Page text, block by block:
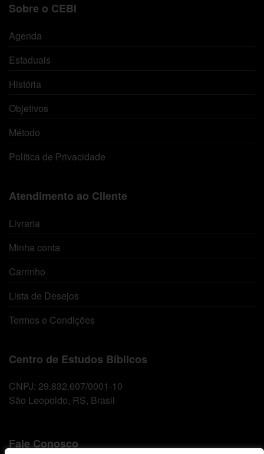
Sobre o CEBI
Agenda
Estaduais
História
Objetivos
Método
Política de Privacidade
Atendimento ao Cliente
Livraria
Minha conta
Carrinho
Lista de Desejos
Termos e Condições
Centro de Estudos Bíblicos
CNPJ: 29.832.607/0001-10
São Leopoldo, RS, Brasil
Fale Conosco